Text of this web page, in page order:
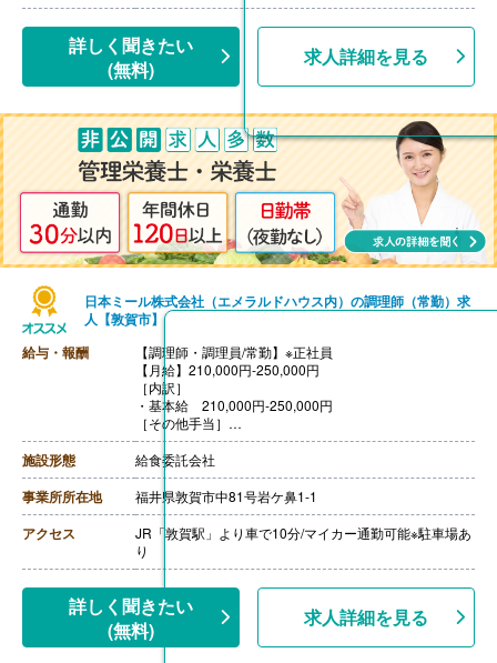
詳しく聞きたい
(無料)
求人詳細を見る
日本ミール株式会社（エメラルドハウス内）の調理師（常勤）求
人【敦賀市】
給与・報酬
【調理師・調理員/常勤】※正社員
【月給】210,000円-250,000円
［内訳］
・基本給 210,000円-250,000円
［その他手当］
・資格手当 10,000円
【賞与】年2回（計2.50ヶ月分）※前年度実績
【通勤手当】あり（実費支給、上限30,000円/月）
【昇給】あり（1月あたり3.00％-8.00％）※前年度実績
【退職金】あり ※勤続10年以上
施設形態 給食委託会社
事業所所在地 福井県敦賀市中81号岩ケ鼻1-1
アクセス
JR「敦賀駅」より車で10分/マイカー通勤可能※駐車場あ
り
詳しく聞きたい
(無料)
求人詳細を見る